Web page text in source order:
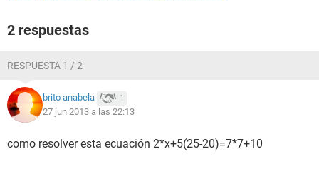
2 respuestas
RESPUESTA 1 / 2
brito anabela 1
27 jun 2013 a las 22:13
como resolver esta ecuación 2*x+5(25-20)=7*7+10